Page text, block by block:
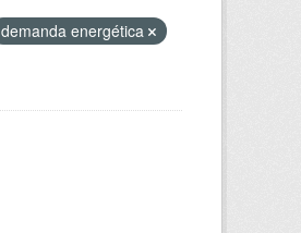
demanda energética